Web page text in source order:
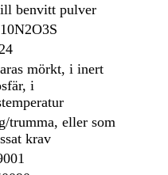
benvitt pulver
mörkt, i inert
i
trumma, eller som
krav